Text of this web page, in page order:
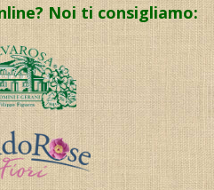
Noi ti consigliamo: